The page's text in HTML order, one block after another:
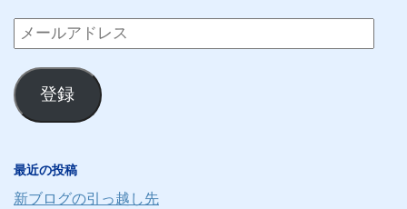
メ
ー
ル
ア
ス
登録
最近の投稿
新ブログの引っ越し先